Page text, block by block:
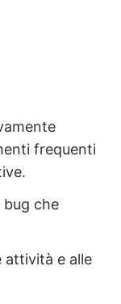
frequenti
bug che
attività e alle